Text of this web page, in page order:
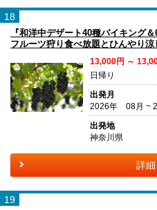
18
『和洋中デザート40種バイキング
フルーツ狩り食べ放題とひんやり涼
13,000円 ～
日帰り
出発月
2026年 08月 ~
出発地
神奈川県
詳
19